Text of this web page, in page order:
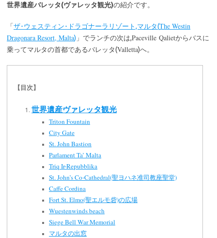
世界遺産バレッタ(ヴァレッタ観光)の紹介です。
「ザ･ウェスティン･ドラゴナーラリゾート,マルタ(The Westin
Dragonara Resort, Malta) 」でランチの次は,Paceville Qalietからバスに
乗ってマルタの首都であるバレッタ(Valletta)へ。
【目次】
世界遺産ヴァレッタ観光
Triton Fountain
City Gate
St. John Bastion
Parlament Ta’ Malta
Triq Ir-Repubblika
St. John’s Co-Cathedral(聖ヨハネ准司教座聖堂)
Caffe Cordina
Fort St. Elmo(聖エルモ砦)の広場
Wuestenwinds beach
Siege Bell War Memorial
マルタの出窓